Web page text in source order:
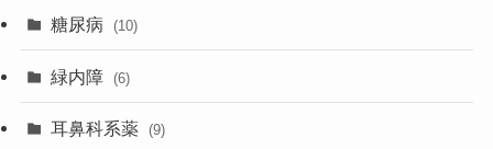
糖尿病 (10)
緑内障 (6)
耳鼻科系薬 (9)